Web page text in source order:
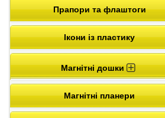
Прапори та флаштоги
Ікони із пластику
Магнітні дошки
Магнітні планери